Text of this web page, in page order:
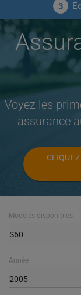
3
Voyez les
assurance
Modèles disponibles
S60
Année
2005